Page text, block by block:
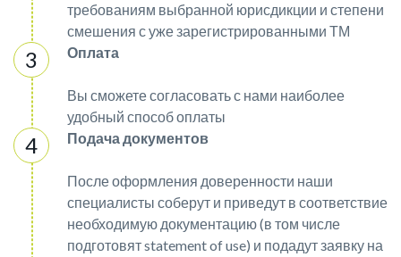
требованиям выбранной юрисдикции и степени
смешения с уже зарегистрированными ТМ
Оплата
Вы сможете согласовать с нами наиболее
удобный способ оплаты
Подача документов
После оформления доверенности наши
специалисты соберут и приведут в соответствие
необходимую документацию (в том числе
подготовят statement of use) и подадут заявку на